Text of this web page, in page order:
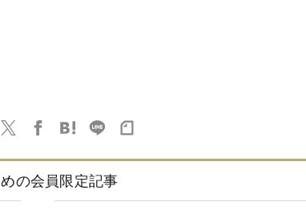
の会員限定記事